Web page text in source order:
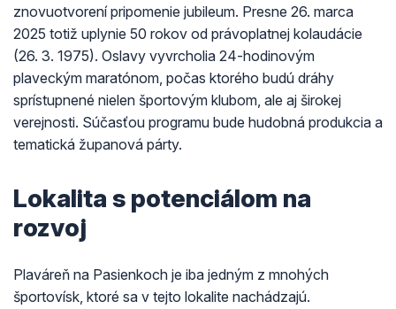
znovuotvorení pripomenie jubileum. Presne 26. marca
2025 totiž uplynie 50 rokov od právoplatnej kolaudácie
(26. 3. 1975). Oslavy vyvrcholia 24-hodinovým
plaveckým maratónom, počas ktorého budú dráhy
sprístupnené nielen športovým klubom, ale aj širokej
verejnosti. Súčasťou programu bude hudobná produkcia a
tematická županová párty.
Lokalita s potenciálom na
rozvoj
Plaváreň na Pasienkoch je iba jedným z mnohých
športovísk, ktoré sa v tejto lokalite nachádzajú.